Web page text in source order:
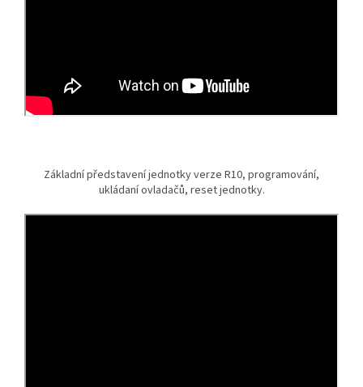
Základní představení jednotky verze R10, programování,
ukládaní ovladačů, reset jednotky.